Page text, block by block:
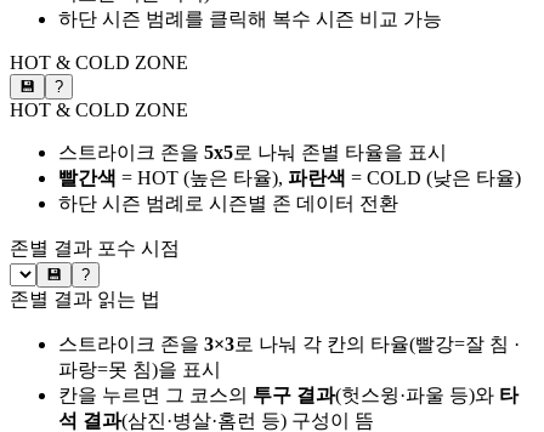
하단 시즌 범례를 클릭해 복수 시즌 비교 가능
HOT & COLD ZONE
💾 ?
HOT & COLD ZONE
스트라이크 존을 5x5로 나눠 존별 타율을 표시
빨간색 = HOT (높은 타율), 파란색 = COLD (낮은 타율)
하단 시즌 범례로 시즌별 존 데이터 전환
존별 결과 포수 시점
💾 ?
존별 결과 읽는 법
스트라이크 존을 3×3로 나눠 각 칸의 타율(빨강=잘 침 ·
파랑=못 침)을 표시
칸을 누르면 그 코스의 투구 결과(헛스윙·파울 등)와 타
석 결과(삼진·병살·홈런 등) 구성이 뜸